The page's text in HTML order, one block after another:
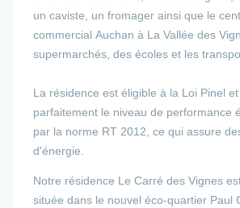
un caviste, un fromager ainsi que le
commercial Auchan à La Vallée des
supermarchés, des écoles et les
La résidence est éligible à la Loi Pinel
parfaitement le niveau de performance
par la norme RT 2012, ce qui assure
d'énergie.
Notre résidence Le Carré des Vignes
située dans le nouvel éco-quartier Paul